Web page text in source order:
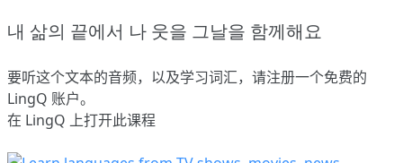
내 삶의 끝에서 나 웃을 그날을 함께해요
要听这个文本的音频，以及学习词汇，请注册一个免费的
LingQ 账户。
在 LingQ 上打开此课程